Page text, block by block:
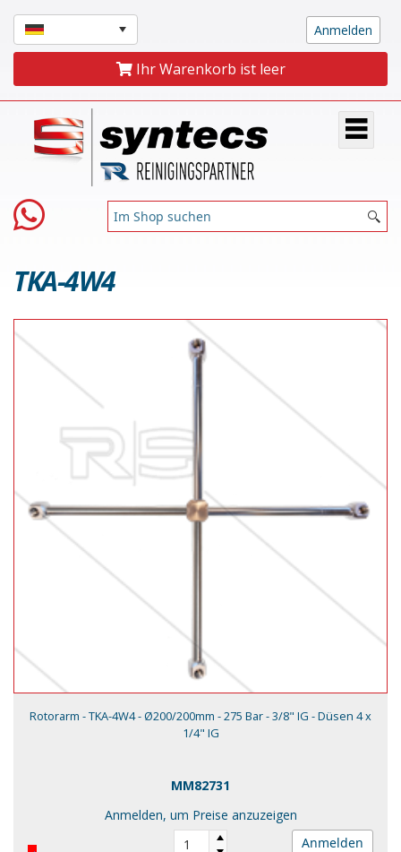
Ihr Warenkorb ist leer
TKA-4W4
Rotorarm - TKA-4W4 - Ø200/200mm - 275 Bar - 3/8" IG - Düsen 4 x
1/4" IG
MM82731
Anmelden, um Preise anzuzeigen
Anmelden